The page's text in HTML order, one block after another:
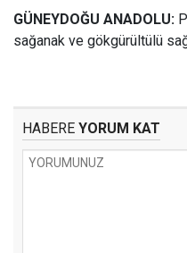
GÜNEYDOĞU ANADOLU:
sağanak ve gökgürültülü
HABERE YORUM KAT